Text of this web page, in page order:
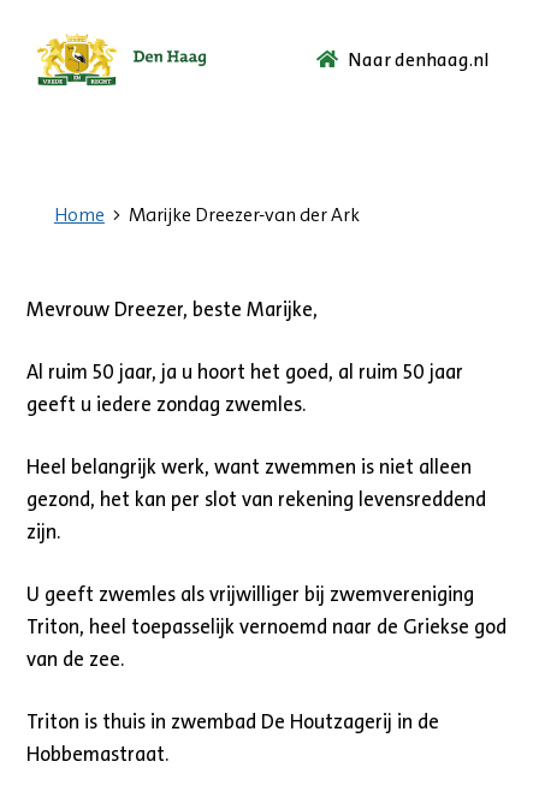
Ga
Naar denhaag.nl
Home Marijke Dreezer-van der Ark
Mevrouw Dreezer, beste Marijke,
Al ruim 50 jaar, ja u hoort het goed, al ruim 50 jaar
geeft u iedere zondag zwemles.
Heel belangrijk werk, want zwemmen is niet alleen
gezond, het kan per slot van rekening levensreddend
zijn.
U geeft zwemles als vrijwilliger bij zwemvereniging
Triton, heel toepasselijk vernoemd naar de Griekse god
van de zee.
Triton is thuis in zwembad De Houtzagerij in de
Hobbemastraat.